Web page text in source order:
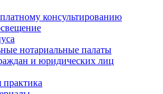
консультированию
нотариальные палаты
и юридических лиц
практика